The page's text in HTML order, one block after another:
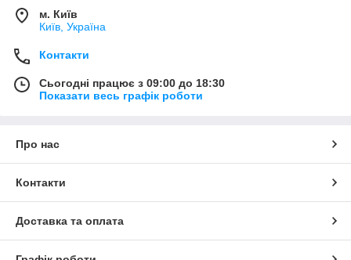
м. Київ
Київ, Україна
Контакти
Сьогодні працює з 09:00 до 18:30
Показати весь графік роботи
Про нас
Контакти
Доставка та оплата